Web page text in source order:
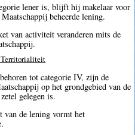
lener is, blijft hij makelaar voor
beheerde lening.
van activiteit veranderen mits de
tot categorie IV, zijn de
op het grondgebied van de
gelegen is.
van de lening vormt het